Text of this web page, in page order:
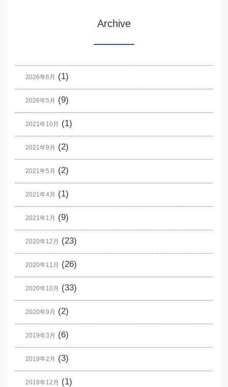
Archive
2026年6月 (1)
2026年5月 (9)
2021年10月 (1)
2021年9月 (2)
2021年5月 (2)
2021年4月 (1)
2021年1月 (9)
2020年12月 (23)
2020年11月 (26)
2020年10月 (33)
2020年9月 (2)
2019年3月 (6)
2019年2月 (3)
2018年12月 (1)